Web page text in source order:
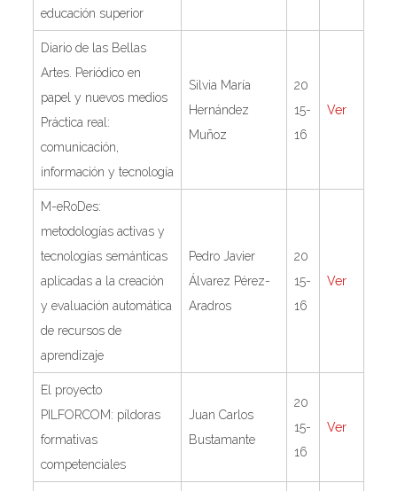
educación superior
Diario de las Bellas
Artes. Periódico en
papel y nuevos medios
Práctica real:
comunicación,
información y tecnología
Silvia María
Hernández
Muñoz
20
15-
16
Ver
M-eRoDes:
metodologías activas y
tecnologías semánticas
aplicadas a la creación
y evaluación automática
de recursos de
aprendizaje
Pedro Javier
Álvarez Pérez-
Aradros
20
15-
16
Ver
El proyecto
PILFORCOM: píldoras
formativas
competenciales
Juan Carlos
Bustamante
20
15-
16
Ver